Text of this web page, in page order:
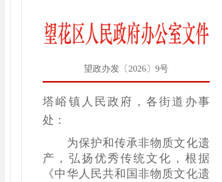
望政办发〔2026〕9号
塔峪镇人民政府，各街道办事
处：
为保护和传承非物质文化遗
产，弘扬优秀传统文化，根据
《中华人民共和国非物质文化遗